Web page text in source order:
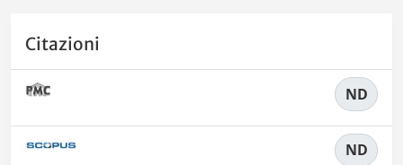
Citazioni
ND
ND